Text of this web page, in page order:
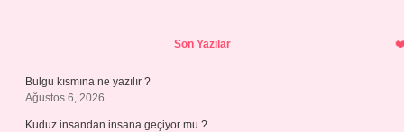
Son Yazılar
Bulgu kısmına ne yazılır ?
Ağustos 6, 2026
Kuduz insandan insana geçiyor mu ?